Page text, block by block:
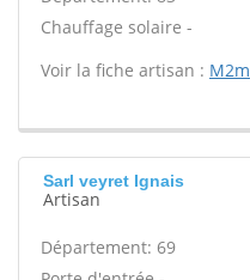
Chauffage solaire -
Voir la fiche artisan : M2m
Sarl veyret Ignais
Artisan
Département: 69